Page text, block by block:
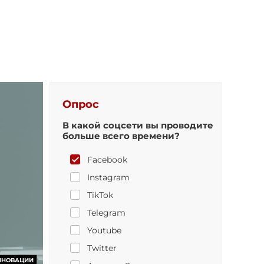
Опрос
В какой соцсети вы проводите
больше всего времени?
Facebook
Instagram
TikTok
Telegram
Youtube
Twitter